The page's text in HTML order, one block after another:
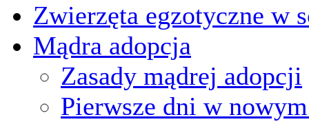
Zwierzęta egzotyczne w
Mądra adopcja
Zasady mądrej adopcji
Pierwsze dni w